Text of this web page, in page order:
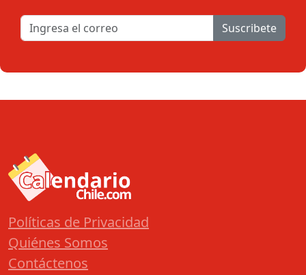
Suscribete
Políticas de Privacidad
Quiénes Somos
Contáctenos